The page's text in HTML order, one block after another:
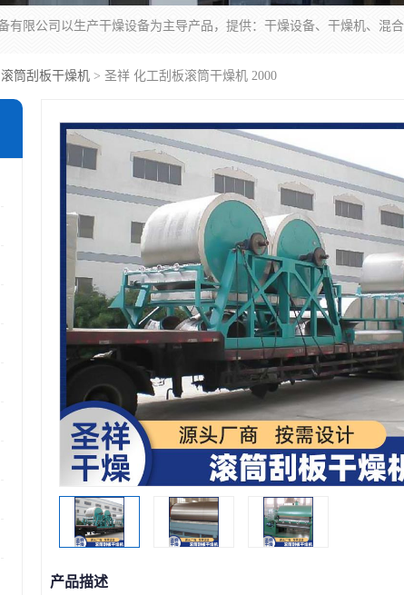
滚筒刮板干燥机 > 圣祥 化工刮板滚筒干燥机 2000
产品描述